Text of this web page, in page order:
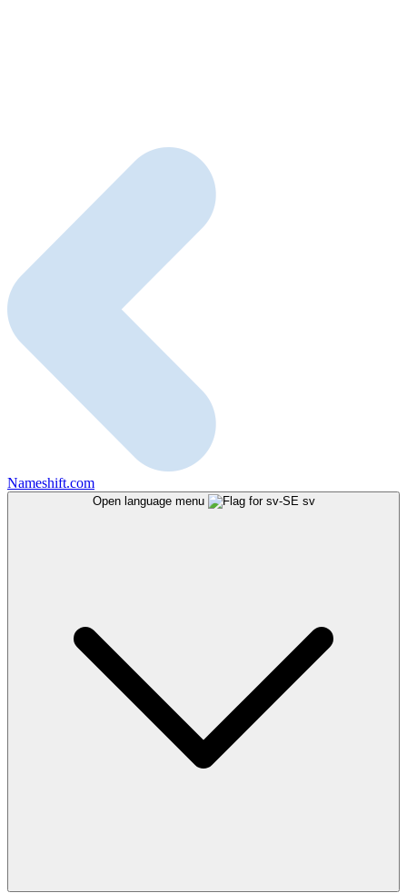
Nameshift.com
Open language menu sv